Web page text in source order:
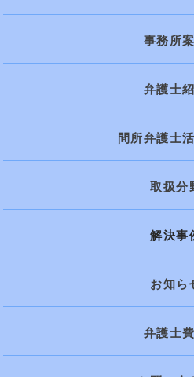
事務所
弁護士
間所弁護士
取扱分
解決事
お知ら
弁護士